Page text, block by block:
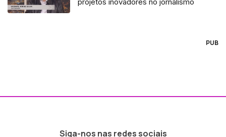
PUB
Siga-nos nas redes sociais